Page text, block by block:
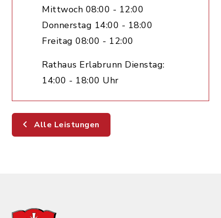
Mittwoch 08:00 - 12:00
Donnerstag 14:00 - 18:00
Freitag 08:00 - 12:00
Rathaus Erlabrunn Dienstag:
14:00 - 18:00 Uhr
Alle Leistungen